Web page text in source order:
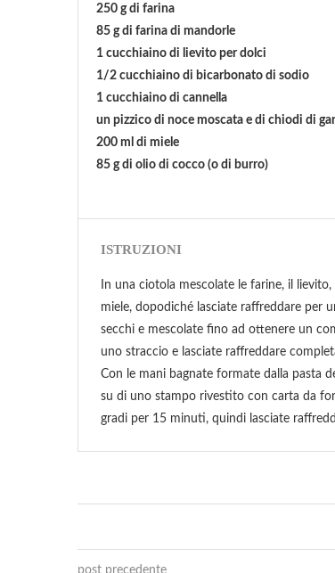
250 g di farina
85 g di farina di mandorle
1 cucchiaino di lievito per dolci
1/2 cucchiaino di bicarbonato di sodio
1 cucchiaino di cannella
un pizzico di noce moscata e di chiodi di
200 ml di miele
85 g di olio di cocco (o di burro)
ISTRUZIONI
In una ciotola mescolate le farine, il
miele, dopodiché lasciate raffreddare per
secchi e mescolate fino ad ottenere un
uno straccio e lasciate raffreddare
Con le mani bagnate formate dalla pasta
su di uno stampo rivestito con carta da
gradi per 15 minuti, quindi lasciate
post precedente